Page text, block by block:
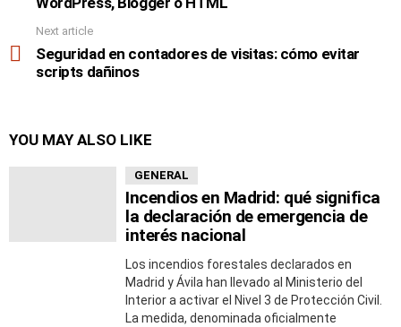
Next article
Seguridad en contadores de visitas: cómo evitar
scripts dañinos
YOU MAY ALSO LIKE
GENERAL
Incendios en Madrid: qué significa
la declaración de emergencia de
interés nacional
Los incendios forestales declarados en
Madrid y Ávila han llevado al Ministerio del
Interior a activar el Nivel 3 de Protección Civil.
La medida, denominada oficialmente